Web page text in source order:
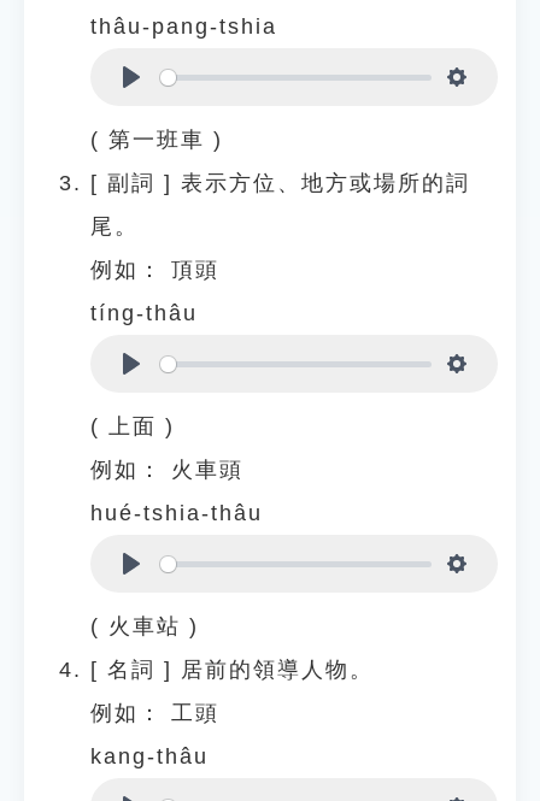
thâu-pang-tshia
( 第一班車 )
[ 副詞 ] 表示方位、地方或場所的詞
尾。
例如：
頂頭
tíng-thâu
( 上面 )
例如：
火車頭
hué-tshia-thâu
( 火車站 )
[ 名詞 ] 居前的領導人物。
例如：
工頭
kang-thâu